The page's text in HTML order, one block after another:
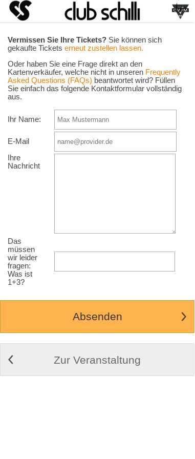
Vermissen Sie Ihre Tickets? Sie können sich
gekaufte Tickets erneut zustellen lassen.
Oder haben Sie eine Frage direkt an den
Kartenverkäufer, welche nicht in unseren Frequently
Asked Questions (FAQs) beantwortet wird? Füllen
Sie einfach das folgende Kontaktformular vollständig
aus.
Ihr Name:
E-Mail
Ihre
Nachricht
Das
müssen
wir leider
fragen:
Was ist
1+3?
Zur Veranstaltung